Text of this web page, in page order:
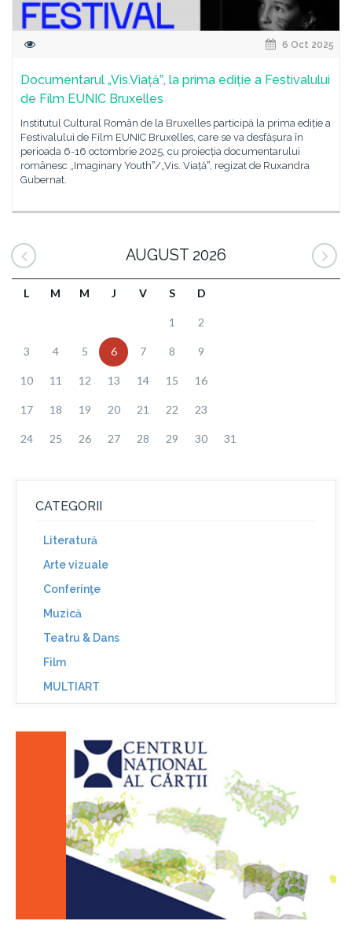
6 Oct 2025
Documentarul „Vis.Viațăˮ, la prima ediție a Festivalului
de Film EUNIC Bruxelles
Institutul Cultural Român de la Bruxelles participă la prima ediție a
Festivalului de Film EUNIC Bruxelles, care se va desfășura în
perioada 6-16 octombrie 2025, cu proiecția documentarului
românesc „Imaginary Youthˮ/„Vis. Viațăˮ, regizat de Ruxandra
Gubernat.
AUGUST 2026
L M M J V S D
1 2
3 4 5 6 7 8 9
10 11 12 13 14 15 16
17 18 19 20 21 22 23
24 25 26 27 28 29 30 31
CATEGORII
Literatură
Arte vizuale
Conferinţe
Muzică
Teatru & Dans
Film
MULTIART